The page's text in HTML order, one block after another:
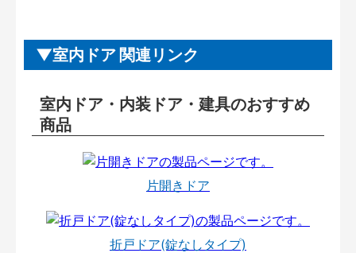
室内ドア 関連リンク
室内ドア・内装ドア・建具のおすすめ
商品
片開きドア
折戸ドア(錠なしタイプ)